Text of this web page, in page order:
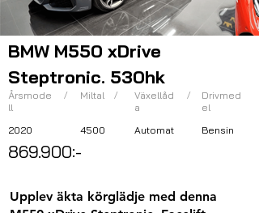
Click here
BMW M550 xDrive
Steptronic. 530hk
Årsmode
ll
/ Miltal /
Växellåd
a
/
Drivmed
el
2020
4500 Automat Bensin
869.900:-
Upplev äkta körglädje med denna